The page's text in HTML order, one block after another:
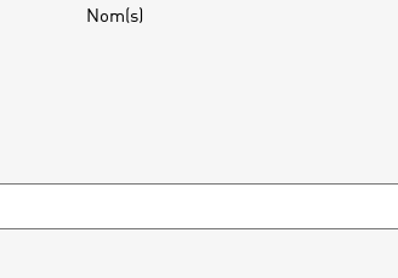
Nom(s)